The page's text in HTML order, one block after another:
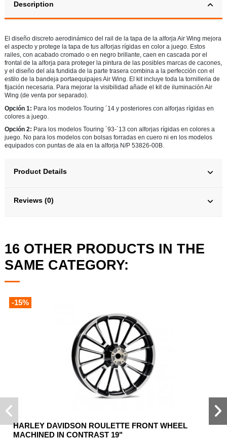
Description
El diseño discreto aerodinámico del rail de la tapa de la alforja Air Wing mejora
el aspecto y protege la tapa de tus alforjas rígidas en color a juego. Estos
railes, con acabado cromado o en negro brillante, caen en cascada por el
frontal de la alforja para proteger la pintura de las posibles marcas de cacones,
y el diseño del ala fundida de la parte trasera combina a la perfección con el
estilo de la bandeja portaequipajes Air Wing. El kit incluye toda la tornilleria de
fijación necesaria. Para mejorar la visibilidad añade el kit de iluminación Air
Wing (de venta por separado).
Opción 1: Para los modelos Touring ´14 y posteriores con alforjas rígidas en
colores a juego.
Opción 2: Para los modelos Touring ´93-´13 con alforjas rígidas en colores a
juego. No para los modelos con bolsas forradas en cuero ni en los modelos
equipados con puntas de ala en la alforja N/P 53826-00B.
Product Details
Reviews (0)
16 OTHER PRODUCTS IN THE
SAME CATEGORY:
-15%
HARLEY DAVIDSON ROULETTE FRONT WHEEL
MACHINED IN CONTRAST 19"